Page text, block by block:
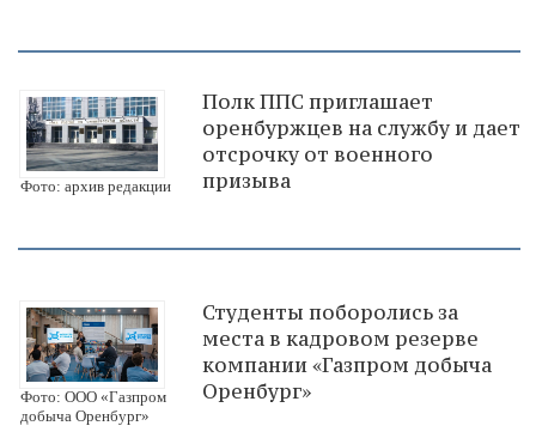
Фото: архив редакции
Полк ППС приглашает
оренбуржцев на службу и дает
отсрочку от военного
призыва
Фото: ООО «Газпром
добыча Оренбург»
Студенты поборолись за
места в кадровом резерве
компании «Газпром добыча
Оренбург»